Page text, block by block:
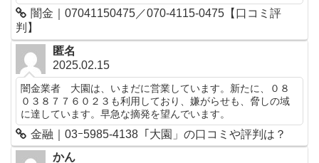
闇金｜07041150475／070-4115-0475【口コミ評
判】
匿名
2025.02.15
闇金業者 大園は、いまだに営業しています。新たに、０８
０３８７７６０２３も利用しており、嫌がらせも、脅しの域
に達しています。早急な摘発を望んでいます。
金融｜03ｰ5985-4138「大園」の口コミや評判は？
かん